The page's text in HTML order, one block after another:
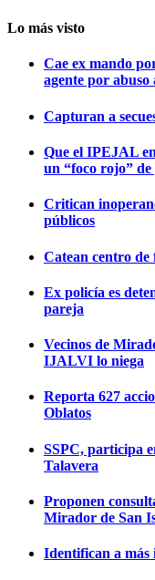
Lo más visto
Cae ex mando
agente por abuso
Capturan a
Que el IPEJAL
un “foco rojo”
Critican
públicos
Catean centro
Ex policía es
pareja
Vecinos de
IJALVI lo niega
Reporta 627
Oblatos
SSPC, participa
Talavera
Proponen
Mirador de San
Identifican a más